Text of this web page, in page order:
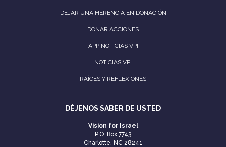
DEJAR UNA HERENCIA EN DONACIÓN
DONAR ACCIONES
APP NOTICIAS VPI
NOTICIAS VPI
RAÍCES Y REFLEXIONES
DÉJENOS SABER DE USTED
Vision for Israel
P.O. Box 7743
Charlotte, NC 28241